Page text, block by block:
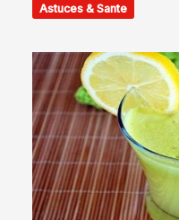
Astuces & Sante